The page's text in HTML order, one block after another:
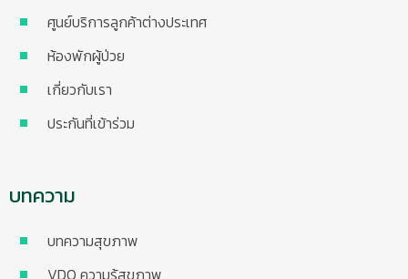
ศูนย์บริการลูกค้าต่างประเทศ
ห้องพักผู้ป่วย
เกี่ยวกับเรา
ประกันที่เข้าร่วม
บทความ
บทความสุขภาพ
VDO ความรู้สุขภาพ